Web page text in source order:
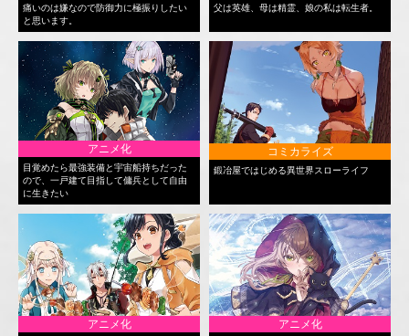
痛いのは嫌なので防御力に極振りしたい
と思います。
父は英雄、母は精霊、娘の私は転生者。
アニメ化
目覚めたら最強装備と宇宙船持ちだった
ので、一戸建て目指して傭兵として自由
に生きたい
コミカライズ
鍛冶屋ではじめる異世界スローライフ
アニメ化 アニメ化